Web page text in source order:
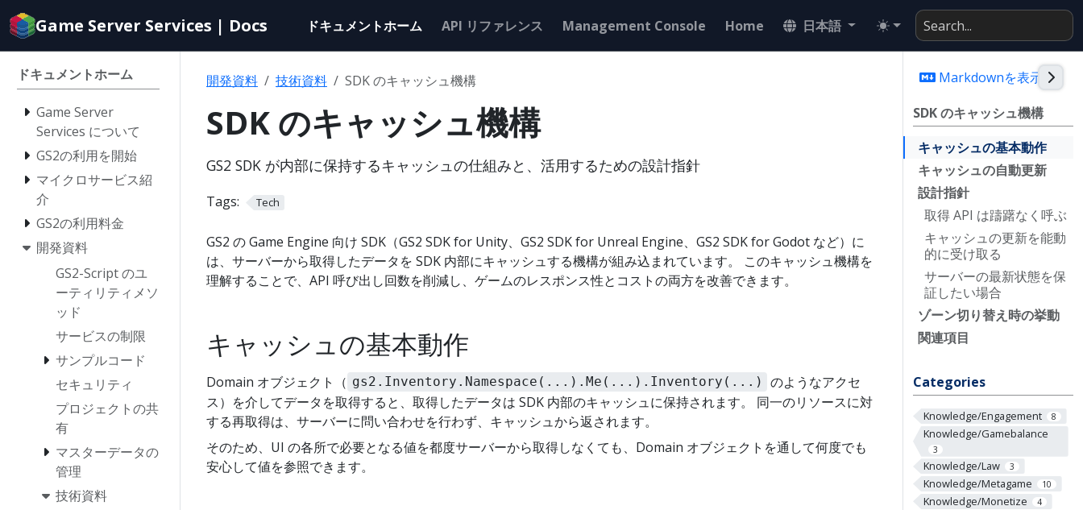
Documentation
index
for
agents
Game Server Services | Docs ドキュメントホーム API リファレンス Management Console Home 日本語
ドキュメントホーム
Game Server
Services について
GS2の利用を開始
マイクロサービス紹
介
GS2の利用料金
開発資料
GS2-Script のユ
ーティリティメソ
ッド
サービスの制限
サンプルコード
セキュリティ
プロジェクトの共
有
マスターデータの
管理
技術資料
Markdownを表示
SDK のキャッシュ機構
キャッシュの基本動作
キャッシュの自動更新
設計指針
取得API は躊躇なく呼ぶ
キャッシュの更新を能動
的に受け取る
サーバーの最新状態を保
証したい場合
ゾーン切り替え時の挙動
関連項目
Categories
Knowledge/Engagement 8
Knowledge/Gamebalance
3
Knowledge/Law 3
Knowledge/Metagame 10
Knowledge/Monetize 4
開発資料 技術資料 SDK のキャッシュ機構
SDK のキャッシュ機構
GS2 SDK が内部に保持するキャッシュの仕組みと、活用するための設計指針
Tags: Tech
GS2 の Game Engine 向け SDK（GS2 SDK for Unity、GS2 SDK for Unreal Engine、GS2 SDK for Godot など）に
は、サーバーから取得したデータを SDK 内部にキャッシュする機構が組み込まれています。 このキャッシュ機構を
理解することで、API 呼び出し回数を削減し、ゲームのレスポンス性とコストの両方を改善できます。
キャッシュの基本動作
Domain オブジェクト（ gs2.Inventory.Namespace(...).Me(...).Inventory(...)
のようなアクセ
ス）を介してデータを取得すると、取得したデータは SDK 内部のキャッシュに保持されます。 同一のリソースに対
する再取得は、サーバーに問い合わせを行わず、キャッシュから返されます。
そのため、UI の各所で必要となる値を都度サーバーから取得しなくても、Domain オブジェクトを通して何度でも
安心して値を参照できます。